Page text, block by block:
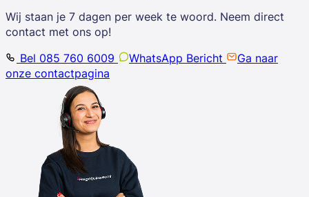
Wij staan je 7 dagen per week te woord. Neem direct
contact met ons op!
Bel 085 760 6009
WhatsApp Bericht
Ga naar
onze contactpagina